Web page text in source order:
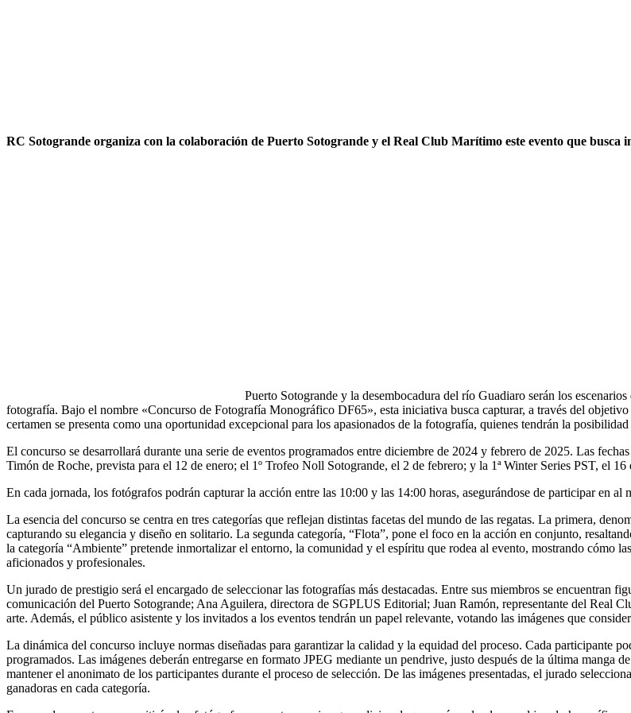
RC Sotogrande organiza con la colaboración de Puerto Sotogrande y el Real Club Marítimo este evento que
Puerto Sotogrande y la desembocadura del río Guadiaro serán los
fotografía. Bajo el nombre «Concurso de Fotografía Monográfico DF65», esta iniciativa busca capturar, a través del
certamen se presenta como una oportunidad excepcional para los apasionados de la fotografía, quienes tendrán la
El concurso se desarrollará durante una serie de eventos programados entre diciembre de 2024 y febrero de 2025. Las
Timón de Roche, prevista para el 12 de enero; el 1º Trofeo Noll Sotogrande, el 2 de febrero; y la 1ª Winter Series PST, el 16
En cada jornada, los fotógrafos podrán capturar la acción entre las 10:00 y las 14:00 horas, asegurándose de participar en al
La esencia del concurso se centra en tres categorías que reflejan distintas facetas del mundo de las regatas. La primera,
capturando su elegancia y diseño en solitario. La segunda categoría, “Flota”, pone el foco en la acción en conjunto,
la categoría “Ambiente” pretende inmortalizar el entorno, la comunidad y el espíritu que rodea al evento, mostrando cómo
aficionados y profesionales.
Un jurado de prestigio será el encargado de seleccionar las fotografías más destacadas. Entre sus miembros se encuentran
comunicación del Puerto Sotogrande; Ana Aguilera, directora de SGPLUS Editorial; Juan Ramón, representante del Real
arte. Además, el público asistente y los invitados a los eventos tendrán un papel relevante, votando las imágenes que
La dinámica del concurso incluye normas diseñadas para garantizar la calidad y la equidad del proceso. Cada participante
programados. Las imágenes deberán entregarse en formato JPEG mediante un pendrive, justo después de la última manga
mantener el anonimato de los participantes durante el proceso de selección. De las imágenes presentadas, el jurado
ganadoras en cada categoría.